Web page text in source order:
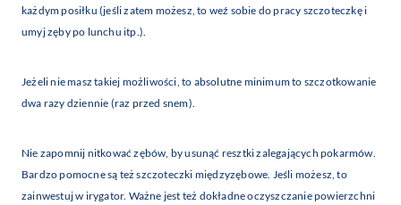
każdym posiłku (jeśli zatem możesz, to weź sobie do pracy szczoteczkę i
umyj zęby po lunchu itp.).
Jeżeli nie masz takiej możliwości, to absolutne minimum to szczotkowanie
dwa razy dziennie (raz przed snem).
Nie zapomnij nitkować zębów, by usunąć resztki zalegających pokarmów.
Bardzo pomocne są też szczoteczki międzyzębowe. Jeśli możesz, to
zainwestuj w irygator. Ważne jest też dokładne oczyszczanie powierzchni